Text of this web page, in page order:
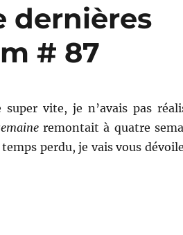
dernières
# 87
vite, je n’avais pas
remontait à quatre
perdu, je vais vous